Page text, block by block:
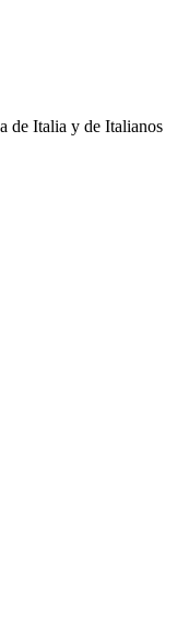
de Italia y de Italianos